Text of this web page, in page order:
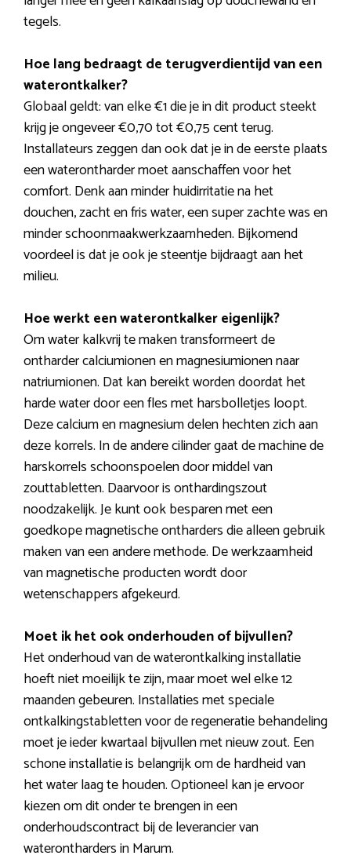
tegels.
Hoe lang bedraagt de terugverdientijd van een
waterontkalker?
Globaal geldt: van elke €1 die je in dit product steekt
krijg je ongeveer €0,70 tot €0,75 cent terug.
Installateurs zeggen dan ook dat je in de eerste plaats
een waterontharder moet aanschaffen voor het
comfort. Denk aan minder huidirritatie na het
douchen, zacht en fris water, een super zachte was en
minder schoonmaakwerkzaamheden. Bijkomend
voordeel is dat je ook je steentje bijdraagt aan het
milieu.
Hoe werkt een waterontkalker eigenlijk?
Om water kalkvrij te maken transformeert de
ontharder calciumionen en magnesiumionen naar
natriumionen. Dat kan bereikt worden doordat het
harde water door een fles met harsbolletjes loopt.
Deze calcium en magnesium delen hechten zich aan
deze korrels. In de andere cilinder gaat de machine de
harskorrels schoonspoelen door middel van
zouttabletten. Daarvoor is onthardingszout
noodzakelijk. Je kunt ook besparen met een
goedkope magnetische ontharders die alleen gebruik
maken van een andere methode. De werkzaamheid
van magnetische producten wordt door
wetenschappers afgekeurd.
Moet ik het ook onderhouden of bijvullen?
Het onderhoud van de waterontkalking installatie
hoeft niet moeilijk te zijn, maar moet wel elke 12
maanden gebeuren. Installaties met speciale
ontkalkingstabletten voor de regeneratie behandeling
moet je ieder kwartaal bijvullen met nieuw zout. Een
schone installatie is belangrijk om de hardheid van
het water laag te houden. Optioneel kan je ervoor
kiezen om dit onder te brengen in een
onderhoudscontract bij de leverancier van
waterontharders in Marum.